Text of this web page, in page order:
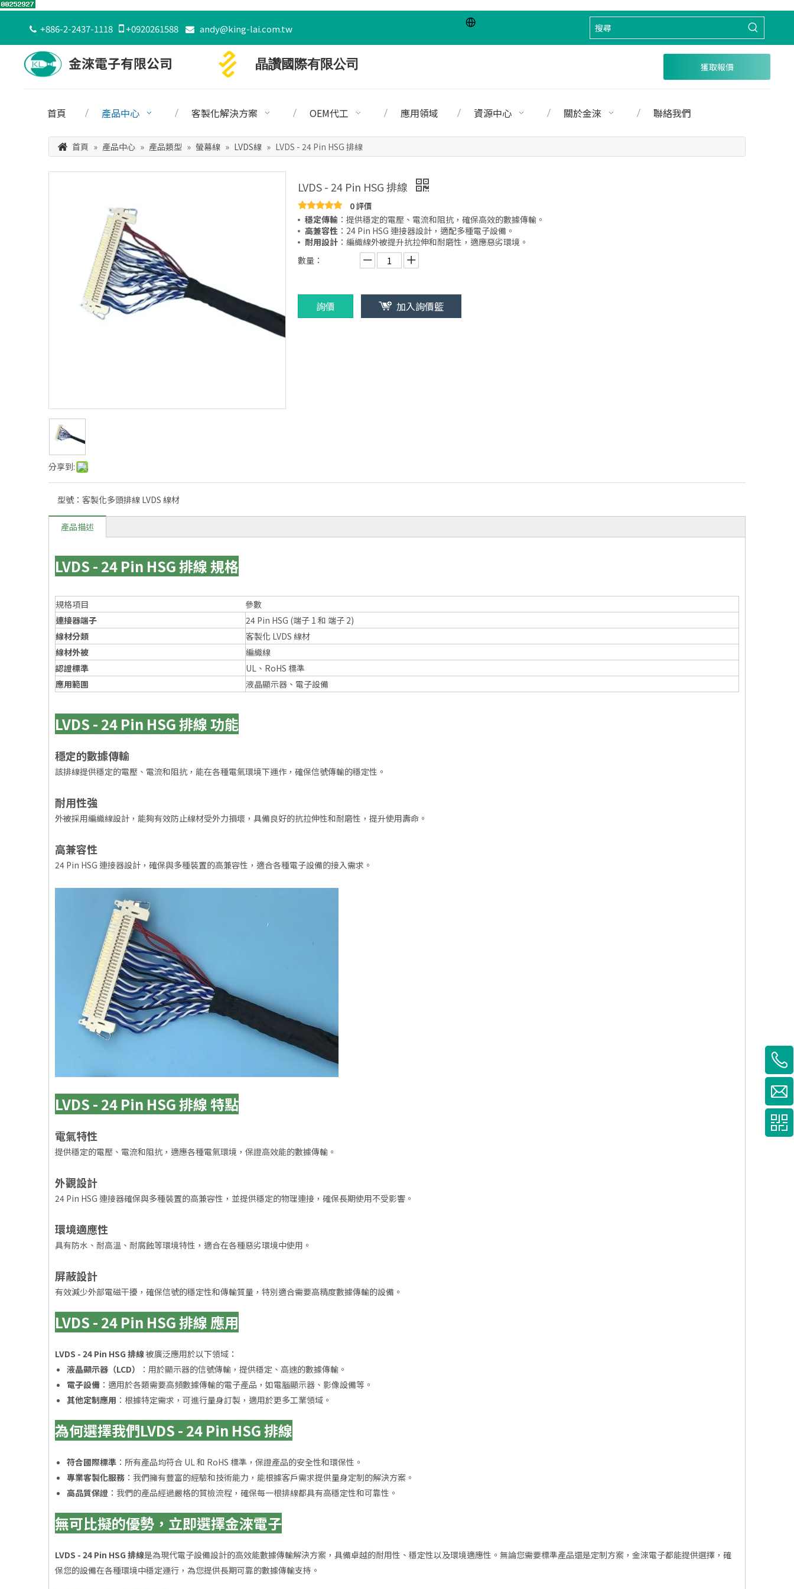
 +886-2-2437-1118 +0920261588  andy@king-lai.com.tw
獲取報價
首頁 產品中心 客製化解決方案 OEM代工 應用領域 資源中心 關於金淶 聯絡我們
首頁 » 產品中心 » 產品類型 » 螢幕線 » LVDS線 » LVDS - 24 Pin HSG 排線
分享到:
LVDS - 24 Pin HSG 排線
0 評價
穩定傳輸 ：提供穩定的電壓、電流和阻抗，確保高效的數據傳輸。
高兼容性 ：24 Pin HSG 連接器設計，適配多種電子設備。
耐用設計 ：編織線外被提升抗拉伸和耐磨性，適應惡劣環境。
數量：
詢價 加入詢價籃
型號： 客製化多頭排線 LVDS 線材
產品描述
LVDS - 24 Pin HSG 排線 規格
規格項目
參數
連接器端子
24 Pin HSG (端子 1 和 端子 2)
線材分類
客製化 LVDS 線材
線材外被
編織線
認證標準
UL、RoHS 標準
應用範圍
液晶顯示器、電子設備
LVDS - 24 Pin HSG 排線 功能
穩定的數據傳輸
該排線提供穩定的電壓、電流和阻抗，能在各種電氣環境下運作，確保信號傳輸的穩定性。
耐用性強
外被採用編織線設計，能夠有效防止線材受外力損壞，具備良好的抗拉伸性和耐磨性，提升使用壽命。
高兼容性
24 Pin HSG 連接器設計，確保與多種裝置的高兼容性，適合各種電子設備的接入需求。
LVDS - 24 Pin HSG 排線 特點
電氣特性
提供穩定的電壓、電流和阻抗，適應各種電氣環境，保證高效能的數據傳輸。
外觀設計
24 Pin HSG 連接器確保與多種裝置的高兼容性，並提供穩定的物理連接，確保長期使用不受影響。
環境適應性
具有防水、耐高溫、耐腐蝕等環境特性，適合在各種惡劣環境中使用。
屏蔽設計
有效減少外部電磁干擾，確保信號的穩定性和傳輸質量，特別適合需要高精度數據傳輸的設備。
LVDS - 24 Pin HSG 排線 應用
LVDS - 24 Pin HSG 排線被廣泛應用於以下領域：
液晶顯示器（LCD）
：用於顯示器的信號傳輸，提供穩定、高速的數據傳輸。
電子設備 ：適用於各類需要高頻數據傳輸的電子產品，如電腦顯示器、影像設備等。
其他定制應用 ：根據特定需求，可進行量身訂製，適用於更多工業領域。
為何選擇我們LVDS - 24 Pin HSG 排線
符合國際標準 ：所有產品均符合 UL 和 RoHS 標準，保證產品的安全性和環保性。
專業客製化服務 ：我們擁有豐富的經驗和技術能力，能根據客戶需求提供量身定制的解決方案。
高品質保證 ：我們的產品經過嚴格的質檢流程，確保每一根排線都具有高穩定性和可靠性。
無可比擬的優勢，立即選擇金淶電子
LVDS - 24 Pin HSG 排線是為現代電子設備設計的高效能數據傳輸解決方案，具備卓越的耐用性、穩定性以及環境適應性。無論您需要標準產品還是定制方案，金淶電子都能提供選擇，確
保您的設備在各種環境中穩定運行，為您提供長期可靠的數據傳輸支持。